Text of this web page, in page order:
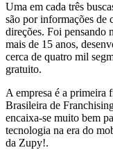
Uma em cada três
são por informações de
direções. Foi pensando
mais de 15 anos,
cerca de quatro mil
gratuito.
A empresa é a primeira
Brasileira de
encaixa-se muito bem
tecnologia na era do
da Zupy!.